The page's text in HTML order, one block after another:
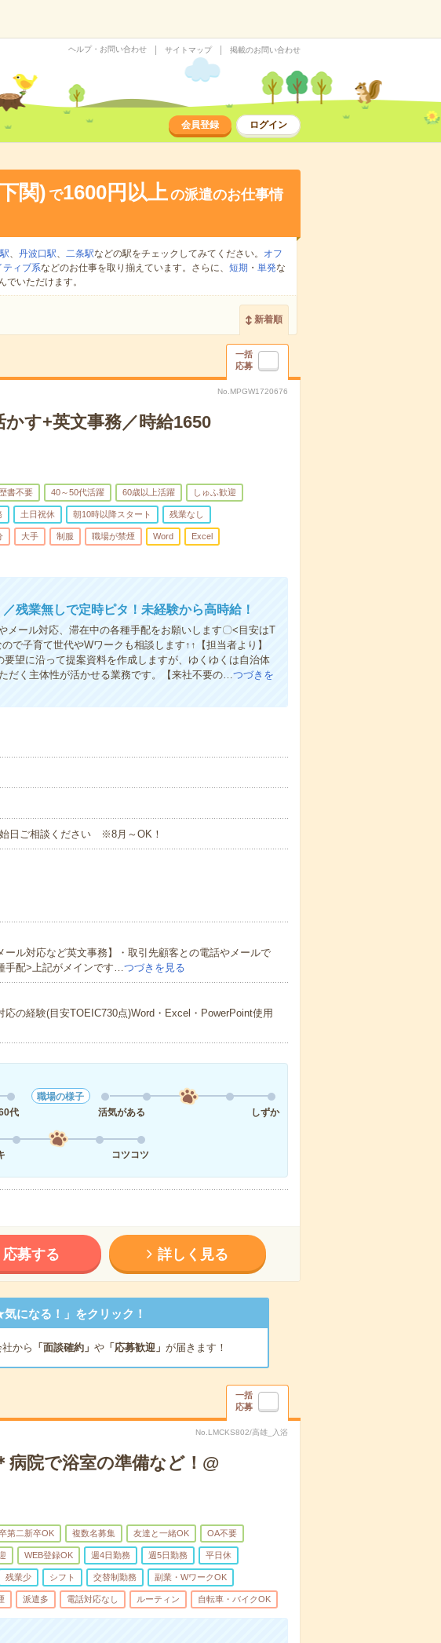
ヘルプ・お問い合わせ サイトマップ 掲載のお問い合わせ
会員登録 ログイン
関) で1600円以上の派遣のお仕事情
、 丹波口駅、 二条駅などの駅をチェックしてみてください。
オフ
ティブ系などのお仕事を取り揃えています。さらに、 短期 ・ 単発な
いただけます。
新着順
一括
応募
No.MPGW1720676
す+英文事務／時給1650
書不要 40～50代活躍 60歳以上活躍 しゅふ歓迎
土日祝休 朝10時以降スタート 残業なし
大手 制服 職場が禁煙 Word Excel
残業無しで定時ピタ！未経験から高時給！
メール対応、滞在中の各種手配をお願いします〇<目安はT
で子育て世代やWワークも相談します↑↑【担当者より】
望に沿って提案資料を作成しますが、ゆくゆくは自治体
だく主体性が活かせる業務です。【来社不要の…つづきを
日ご相談ください ※8月～OK！
ール対応など英文事務】・取引先顧客との電話やメールで
手配>上記がメインです…つづきを見る
応の経験(目安TOEIC730点)Word・Excel・PowerPoint使用
代
職場の様子
活気がある
しずか
コツコツ
応募する 詳しく見る
になる！」をクリック！
から 「面談確約」 や「応募歓迎」 が届きます！
一括
応募
No.LMCKS802/高雄_入浴
病院で浴室の準備など！@
第二新卒OK 複数名募集 友達と一緒OK OA不要
WEB登録OK 週4日勤務 週5日勤務 平日休
残業少 シフト 交替制勤務 副業・WワークOK
派遣多 電話対応なし ルーティン 自転車・バイクOK